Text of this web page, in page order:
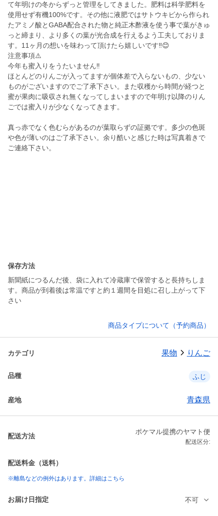
て年明けの冬からずっと管理をしてきました。肥料は科学肥料を
使用せず有機100%です。その他に液肥ではサトウキビから作られ
たアミノ酸とGABA配合された物と純正木酢液を使う事で葉がきゅ
っと締まり、より多くの葉が光合成を行えるよう工夫しておりま
す。11ヶ月の想いを味わって頂けたら嬉しいです‼️😊
注意事項⚠️
今年も蜜入りをうたいません‼️
ほとんどのりんごが入ってますが個体差で入らないもの、少ない
ものがございますのでご了承下さい。また収穫から時間が経つと
蜜が果肉に吸収され無くなってしまいますので年明け以降のりん
ごでは蜜入りが少なくなってきます。
真っ赤でなく色むらがあるのが葉取らずの証拠です。多少の色斑
や色が薄いのはご了承下さい。余り酷いと感じた時は写真着きで
ご連絡下さい。
保存方法
新聞紙につるんだ後、袋に入れて冷蔵庫で保管すると長持ちしま
す。商品が到着後は常温ですと約１週間を目処に召し上がって下
さい
商品タイプについて（予約商品）
カテゴリ 果物 りんご
品種 ふじ
産地 青森県
配送方法
ポケマル提携のヤマト便
配送区分:
配送料金（送料）
※離島などの例外はあります。詳細はこちら
お届け日指定 不可